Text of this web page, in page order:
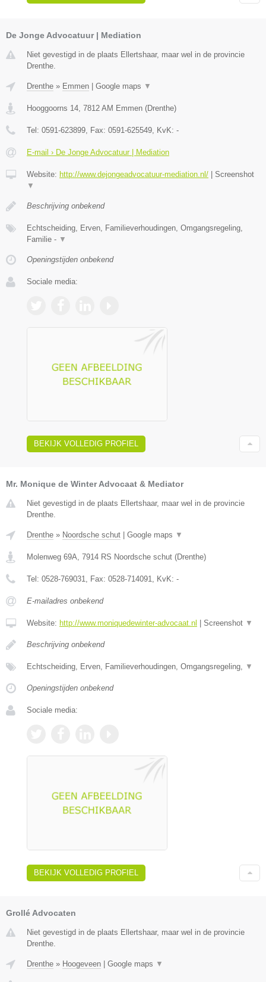
De Jonge Advocatuur | Mediation
Niet gevestigd in de plaats Ellertshaar, maar wel in de provincie
Drenthe.
Drenthe » Emmen | Google maps ▼
Hooggoorns 14 7812 AM Emmen (Drenthe)
Tel: 0591-623899 , Fax: 0591-625549 , KvK: -
E-mail › De Jonge Advocatuur | Mediation
Website: http://www.dejongeadvocatuur-mediation.nl/ | Screenshot
▼
Beschrijving onbekend
Echtscheiding, Erven, Familieverhoudingen, Omgangsregeling,
Familie - ▼
Openingstijden onbekend
Sociale media:
BEKIJK VOLLEDIG PROFIEL
Mr. Monique de Winter Advocaat & Mediator
Niet gevestigd in de plaats Ellertshaar, maar wel in de provincie
Drenthe.
Drenthe » Noordsche schut Google maps ▼
Molenweg 69A, 7914 RS Noordsche schut (Drenthe)
Tel: 0528-769031, Fax: 0528-714091, KvK: -
E-mailadres onbekend
Website: http://www.moniquedewinter-advocaat.nl Screenshot ▼
Beschrijving onbekend
Echtscheiding, Erven, Familieverhoudingen, Omgangsregeling, ▼
Openingstijden onbekend
Sociale media:
BEKIJK VOLLEDIG PROFIEL
Grollé Advocaten
Niet gevestigd in de plaats Ellertshaar, maar wel in de provincie
Drenthe.
Drenthe » Hoogeveen Google maps ▼